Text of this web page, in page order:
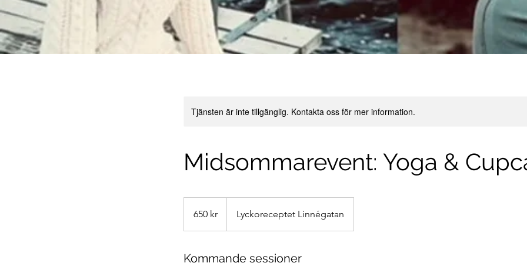
Tjänsten är inte tillgänglig. Kontakta oss för mer information.
Midsommarevent: Yoga &
kronor650 kr Lyckoreceptet Linnégatan
Kommande sessioner